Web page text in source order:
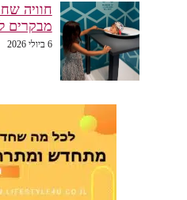
חוויה
מבקרים
6 ביולי 2026